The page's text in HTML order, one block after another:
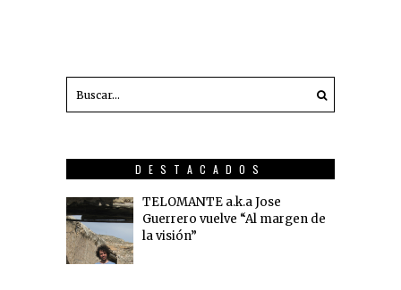
DESTACADOS
TELOMANTE a.k.a Jose
Guerrero vuelve “Al margen de
la visión”